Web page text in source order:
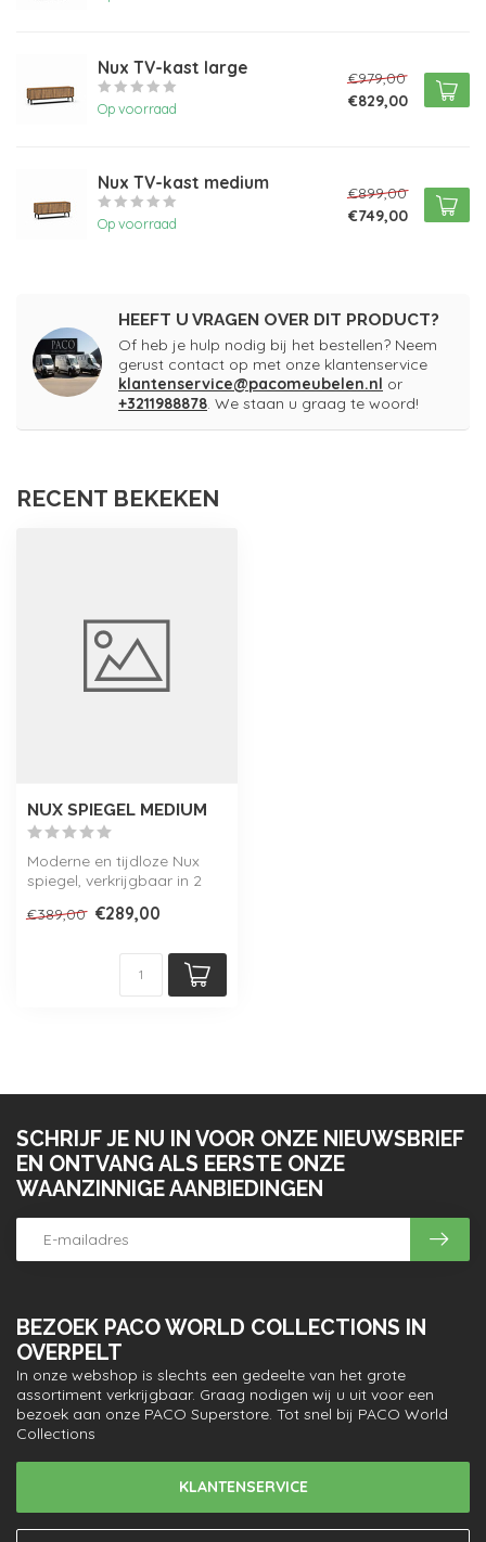
Nux TV-kast large
Op voorraad
€979,00
€829,00
Nux TV-kast medium
Op voorraad
€899,00
€749,00
HEEFT U VRAGEN OVER DIT PRODUCT?
Of heb je hulp nodig bij het bestellen? Neem
gerust contact op met onze klantenservice
klantenservice@pacomeubelen.nl or
+3211988878. We staan u graag te woord!
RECENT BEKEKEN
NUX SPIEGEL MEDIUM
Moderne en tijdloze Nux
spiegel, verkrijgbaar in 2
Onderdeel...
€389,00 €289,00
BEZOEK PACO WORLD COLLECTIONS IN
OVERPELT
In onze webshop is slechts een gedeelte van het grote
assortiment verkrijgbaar. Graag nodigen wij u uit voor een
bezoek aan onze PACO Superstore. Tot snel bij PACO World
Collections
KLANTENSERVICE
SCHRIJF JE NU IN VOOR ONZE NIEUWSBRIEF
EN ONTVANG ALS EERSTE ONZE
WAANZINNIGE AANBIEDINGEN